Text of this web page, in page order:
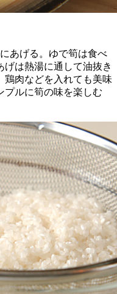
あげる。ゆで筍は食べ
は熱湯に通して油抜き
鶏肉などを入れても美味
プルに筍の味を楽しむ